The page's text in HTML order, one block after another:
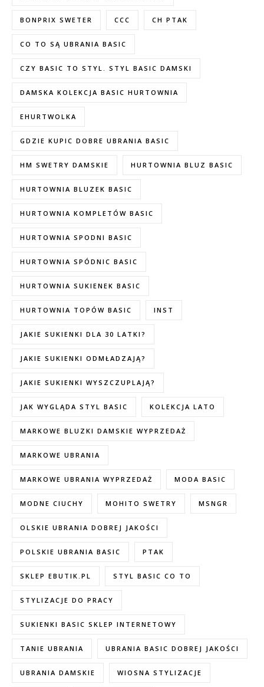
BONPRIX SWETER CCC CH PTAK
CO TO SĄ UBRANIA BASIC
CZY BASIC TO STYL. STYL BASIC DAMSKI
DAMSKA KOLEKCJA BASIC HURTOWNIA
EHURTWOLKA
GDZIE KUPIC DOBRE UBRANIA BASIC
HM SWETRY DAMSKIE HURTOWNIA BLUZ BASIC
HURTOWNIA BLUZEK BASIC
HURTOWNIA KOMPLETÓW BASIC
HURTOWNIA SPODNI BASIC
HURTOWNIA SPÓDNIC BASIC
HURTOWNIA SUKIENEK BASIC
HURTOWNIA TOPÓW BASIC INST
JAKIE SUKIENKI DLA 30 LATKI?
JAKIE SUKIENKI ODMŁADZAJĄ?
JAKIE SUKIENKI WYSZCZUPLAJĄ?
JAK WYGLĄDA STYL BASIC KOLEKCJA LATO
MARKOWE BLUZKI DAMSKIE WYPRZEDAŻ
MARKOWE UBRANIA
MARKOWE UBRANIA WYPRZEDAŻ MODA BASIC
MODNE CIUCHY MOHITO SWETRY MSNGR
OLSKIE UBRANIA DOBREJ JAKOŚCI
POLSKIE UBRANIA BASIC PTAK
SKLEP EBUTIK.PL STYL BASIC CO TO
STYLIZACJE DO PRACY
SUKIENKI BASIC SKLEP INTERNETOWY
TANIE UBRANIA UBRANIA BASIC DOBREJ JAKOŚCI
UBRANIA DAMSKIE WIOSNA STYLIZACJE